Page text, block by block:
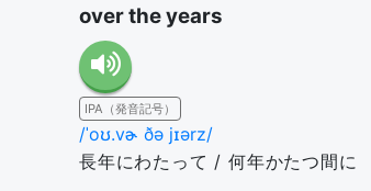
over the years
IPA（発音記号）
/ˈoʊ.vɚ ðə jɪərz/
長年にわたって / 何年かたつ間に